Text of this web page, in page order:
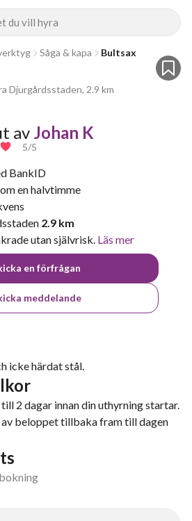
du vill hyra
Såga & kapa Bultsax
Djurgårdsstaden, 2.9 km
av Johan K
5/5
BankID
en halvtimme
2.9 km
utan självrisk. Läs mer
en förfrågan
meddelande
icke härdat stål.
2 dagar innan din uthyrning startar.
beloppet tillbaka fram till dagen